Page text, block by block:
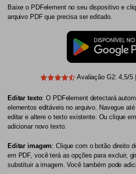
Baixe o PDFelement no seu dispositivo e
arquivo PDF que precisa ser editado.
Avaliação G2: 4,5/5 |
Editar texto: O PDFelement detectará
elementos editáveis no arquivo. Navegue
editar e altere o texto existente. Ou clique
adicionar novo texto.
Editar imagem: Clique com o botão direito
em PDF, você terá as opções para excluir,
substituir a imagem. Você também pode